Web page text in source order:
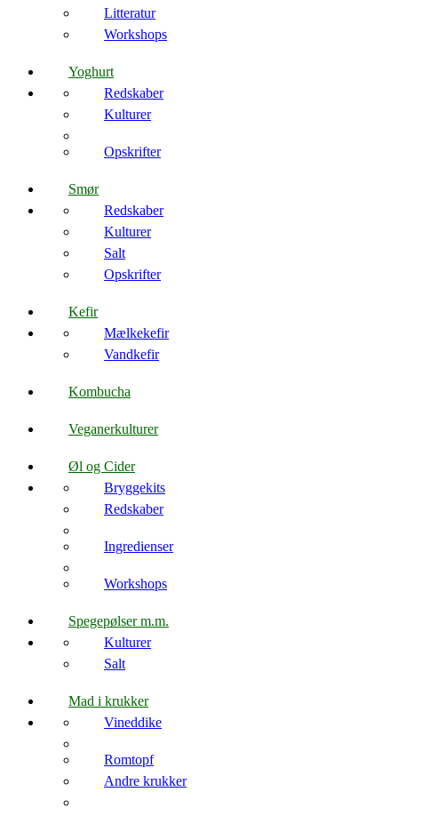
Litteratur
Workshops
Yoghurt
Redskaber
Kulturer
Opskrifter
Smør
Redskaber
Kulturer
Salt
Opskrifter
Kefir
Mælkekefir
Vandkefir
Kombucha
Veganerkulturer
Øl og Cider
Bryggekits
Redskaber
Ingredienser
Workshops
Spegepølser m.m.
Kulturer
Salt
Mad i krukker
Vineddike
Romtopf
Andre krukker